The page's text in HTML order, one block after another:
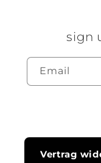
sign
Email
Vertrag